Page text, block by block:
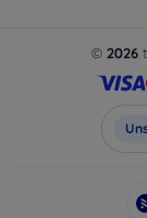
© 2026